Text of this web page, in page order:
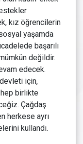
kız öğrencilerin
yaşamda
başarılı
değildir.
edecek.
için,
birlikte
Çağdaş
herkese ayrı
kullandı.